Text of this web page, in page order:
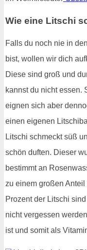
Wie eine Litschi
Falls du noch nie in
bist, wollen wir dich
Diese sind groß und
kannst du nicht essen.
eignen sich aber
einen eigenen
Litschi schmeckt süß
schön duften. Dieser
bestimmt an
zu einem großen
Prozent der Litschi
nicht vergessen
ist und somit als